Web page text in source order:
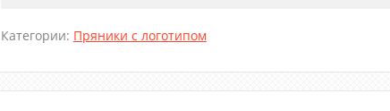
Категории: Пряники с логотипом